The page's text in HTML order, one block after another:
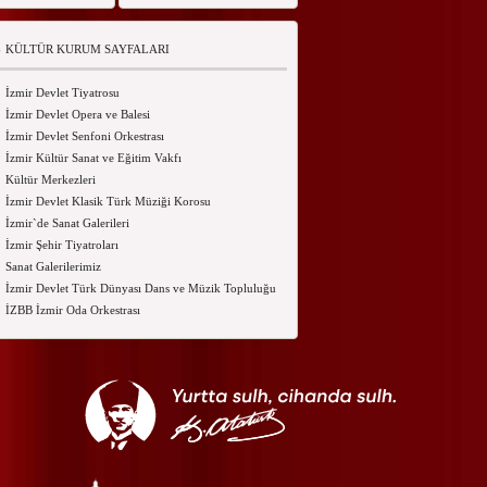
KÜLTÜR KURUM SAYFALARI
İzmir Devlet Tiyatrosu
İzmir Devlet Opera ve Balesi
İzmir Devlet Senfoni Orkestrası
İzmir Kültür Sanat ve Eğitim Vakfı
Kültür Merkezleri
İzmir Devlet Klasik Türk Müziği Korosu
İzmir`de Sanat Galerileri
İzmir Şehir Tiyatroları
Sanat Galerilerimiz
İzmir Devlet Türk Dünyası Dans ve Müzik Topluluğu
İZBB İzmir Oda Orkestrası